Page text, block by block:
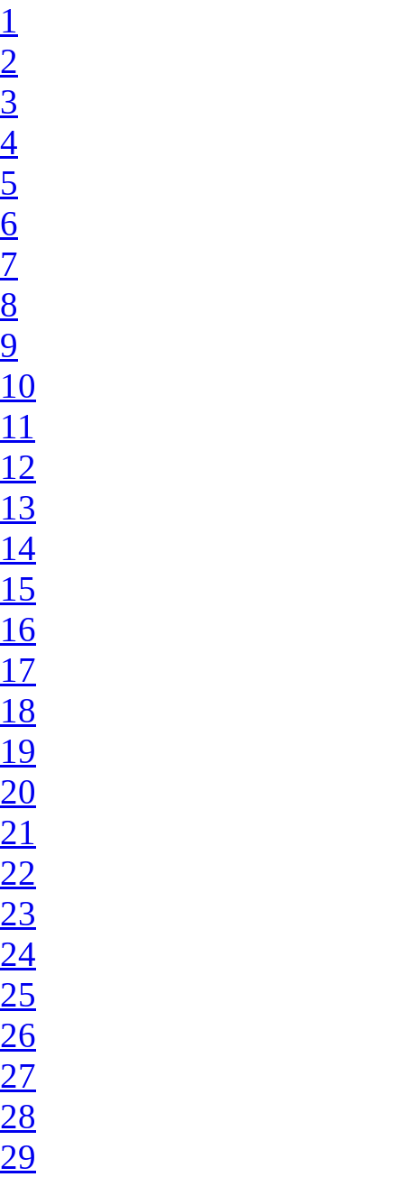
1
2
3
4
5
6
7
8
9
10
11
12
13
14
15
16
17
18
19
20
21
22
23
24
25
26
27
28
29